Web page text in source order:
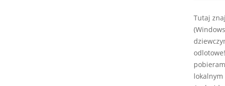
Tutaj